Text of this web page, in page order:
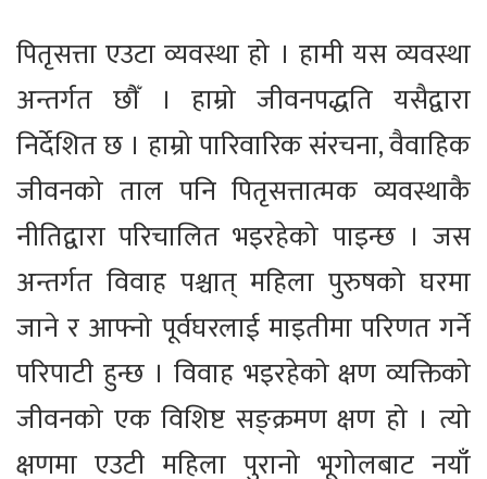
पितृसत्ता एउटा व्यवस्था हो । हामी यस व्यवस्था
अन्तर्गत छौँ । हाम्रो जीवनपद्धति यसैद्वारा
निर्देशित छ । हाम्रो पारिवारिक संरचना, वैवाहिक
जीवनको ताल पनि पितृसत्तात्मक व्यवस्थाकै
नीतिद्वारा परिचालित भइरहेको पाइन्छ । जस
अन्तर्गत विवाह पश्चात् महिला पुरुषको घरमा
जाने र आफ्नो पूर्वघरलाई माइतीमा परिणत गर्ने
परिपाटी हुन्छ । विवाह भइरहेको क्षण व्यक्तिको
जीवनको एक विशिष्ट सङ्क्रमण क्षण हो । त्यो
क्षणमा एउटी महिला पुरानो भूगोलबाट नयाँ